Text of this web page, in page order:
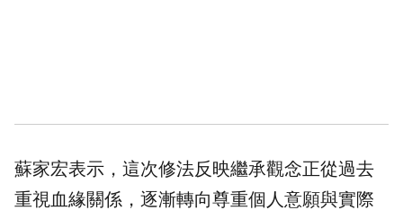
蘇家宏表示，這次修法反映繼承觀念正從過去
重視血緣關係，逐漸轉向尊重個人意願與實際